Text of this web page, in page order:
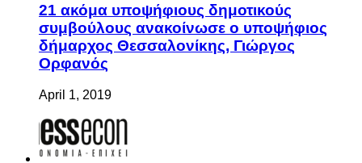
21 ακόμα υποψήφιους δημοτικούς
συμβούλους ανακοίνωσε ο υποψήφιος
δήμαρχος Θεσσαλονίκης, Γιώργος
Ορφανός
April 1, 2019